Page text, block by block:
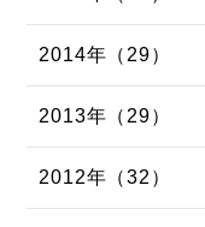
2014年（29）
2013年（29）
2012年（32）